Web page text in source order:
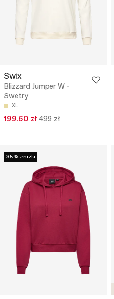
Swix
Blizzard Jumper W -
Swetry
XL
199.60 zł 499 zł
35% zniżki